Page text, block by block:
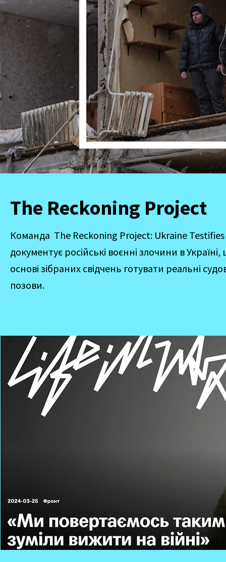
The Reckoning Project
Команда The Reckoning Project: Ukraine Testifies
документує російські воєнні злочини в
основі зібраних свідчень готувати реальні
позови.